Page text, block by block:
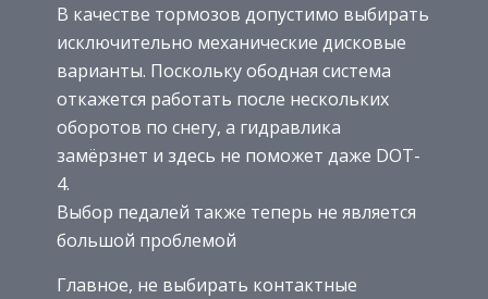
В качестве тормозов допустимо выбирать
исключительно механические дисковые
варианты. Поскольку ободная система
откажется работать после нескольких
оборотов по снегу, а гидравлика
замёрзнет и здесь не поможет даже DOT-
4.
Выбор педалей также теперь не является
большой проблемой
Главное, не выбирать контактные